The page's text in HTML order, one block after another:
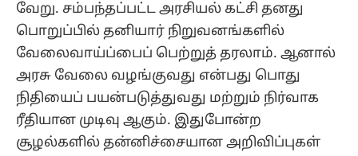
வேறு. சம்பந்தப்பட்ட அரசியல் கட்சி தனது
பொறுப்பில் தனியார் நிறுவனங்களில்
வேலைவாய்ப்பைப் பெற்றுத் தரலாம். ஆனால்
அரசு வேலை வழங்குவது என்பது பொது
நிதியைப் பயன்படுத்துவது மற்றும் நிர்வாக
ரீதியான முடிவு ஆகும். இதுபோன்ற
சூழல்களில் தன்னிச்சையான அறிவிப்புகள்